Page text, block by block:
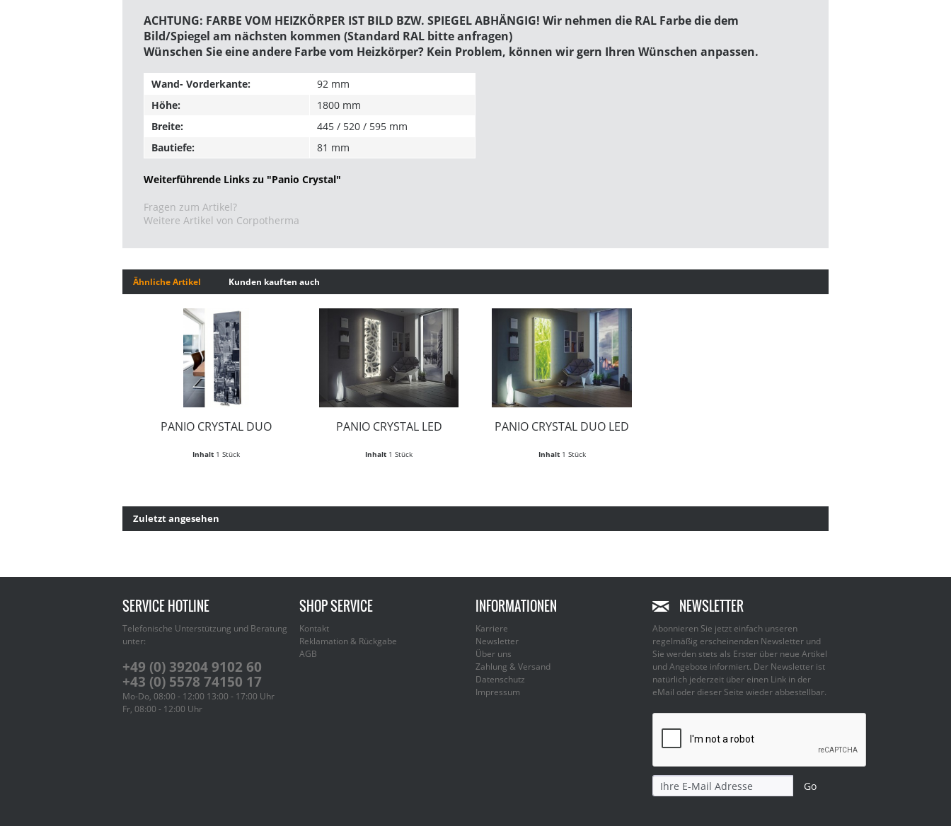
ACHTUNG: FARBE VOM HEIZKÖRPER IST BILD BZW. SPIEGEL ABHÄNGIG! Wir nehmen die RAL Farbe die dem
Bild/Spiegel am nächsten kommen (Standard RAL bitte anfragen)
Wünschen Sie eine andere Farbe vom Heizkörper? Kein Problem, können wir gern Ihren Wünschen anpassen.
Wand- Vorderkante:
92 mm
Höhe:
1800 mm
Breite:
445 / 520 / 595 mm
Bautiefe:
81 mm
Weiterführende Links zu "Panio Crystal"
Fragen zum Artikel?
Weitere Artikel von Corpotherma
Ähnliche Artikel Kunden kauften auch
PANIO CRYSTAL DUO
Inhalt 1 Stück
PANIO CRYSTAL LED
Inhalt 1 Stück
PANIO CRYSTAL DUO LED
Inhalt 1 Stück
Zuletzt angesehen
SERVICE HOTLINE
Telefonische Unterstützung und Beratung
unter:
+49 (0) 39204 9102 60
+43 (0) 5578 74150 17
Mo-Do, 08:00 - 12:00 13:00 - 17:00 Uhr
Fr, 08:00 - 12:00 Uhr
SHOP SERVICE
Kontakt
Reklamation & Rückgabe
AGB
INFORMATIONEN
Karriere
Newsletter
Über uns
Zahlung & Versand
Datenschutz
Impressum
NEWSLETTER
Abonnieren Sie jetzt einfach unseren
regelmäßig erscheinenden Newsletter und
Sie werden stets als Erster über neue Artikel
und Angebote informiert. Der Newsletter ist
natürlich jederzeit über einen Link in der
eMail oder dieser Seite wieder abbestellbar.
Go